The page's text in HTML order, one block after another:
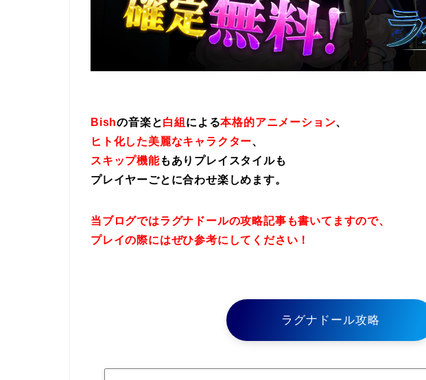
Bishの音楽と白組 による本格的アニメーション、
ヒト化した美麗なキャラクター、
スキップ機能もありプレイスタイルも
プレイヤーごとに合わせ楽しめます。
当ブログではラグナドールの攻略記事も書いてますので、
プレイの際にはぜひ参考にしてください！
ラグナドール攻略